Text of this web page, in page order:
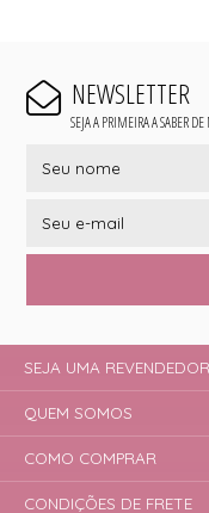
NEWSLETTER
SEJA A PRIMEIRA A SABER DE
SEJA UMA
QUEM SOMOS
COMO COMPRAR
CONDIÇÕES DE FRETE